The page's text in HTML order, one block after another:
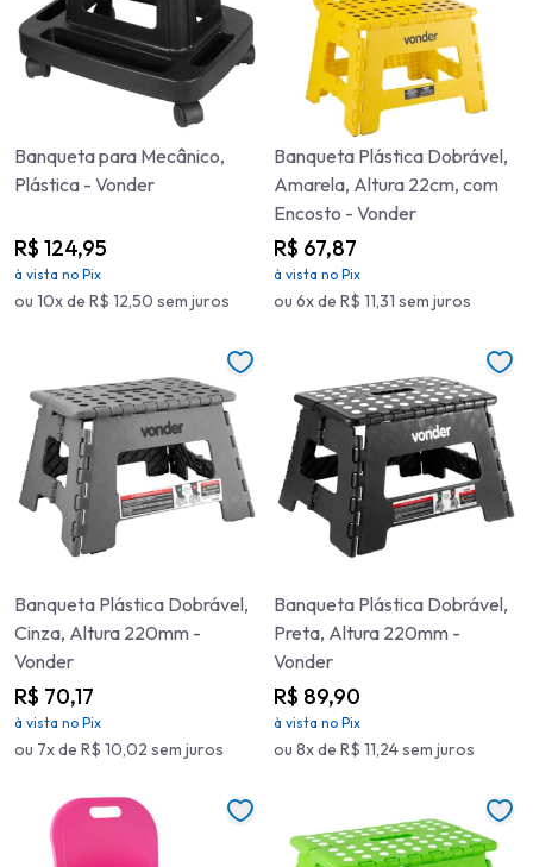
Banqueta para Mecânico,
Plástica - Vonder
R$ 124,95
à vista no Pix
ou 10x de R$ 12,50 sem juros
Banqueta Plástica Dobrável,
Amarela, Altura 22cm, com
Encosto - Vonder
R$ 67,87
à vista no Pix
ou 6x de R$ 11,31 sem juros
Banqueta Plástica Dobrável,
Cinza, Altura 220mm -
Vonder
R$ 70,17
à vista no Pix
ou 7x de R$ 10,02 sem juros
Banqueta Plástica Dobrável,
Preta, Altura 220mm -
Vonder
R$ 89,90
à vista no Pix
ou 8x de R$ 11,24 sem juros